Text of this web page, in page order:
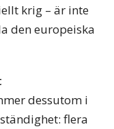
krig – är inte
den europeiska
dessutom i
flera